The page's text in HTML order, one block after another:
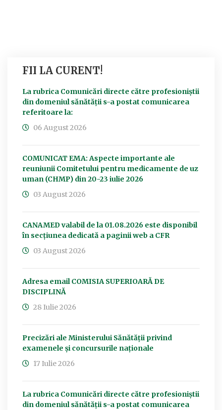
FII LA CURENT!
La rubrica Comunicări directe către profesioniștii
din domeniul sănătății s-a postat comunicarea
referitoare la:
06 August 2026
COMUNICAT EMA: Aspecte importante ale
reuniunii Comitetului pentru medicamente de uz
uman (CHMP) din 20-23 iulie 2026
03 August 2026
CANAMED valabil de la 01.08.2026 este disponibil
în secțiunea dedicată a paginii web a CFR
03 August 2026
Adresa email COMISIA SUPERIOARĂ DE
DISCIPLINĂ
28 Iulie 2026
Precizări ale Ministerului Sănătății privind
examenele și concursurile naționale
17 Iulie 2026
La rubrica Comunicări directe către profesioniștii
din domeniul sănătății s-a postat comunicarea